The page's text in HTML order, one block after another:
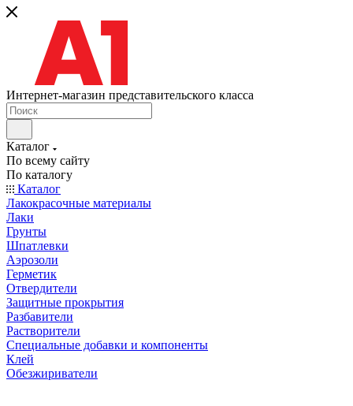
Интернет-магазин представительского класса
Каталог
По всему сайту
По каталогу
Каталог
Лакокрасочные материалы
Лаки
Грунты
Шпатлевки
Аэрозоли
Герметик
Отвердители
Защитные прокрытия
Разбавители
Растворители
Специальные добавки и компоненты
Клей
Обезжириватели